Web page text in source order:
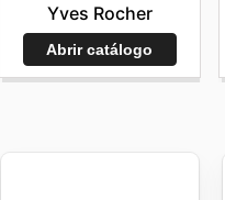
Yves Rocher
Abrir catálogo